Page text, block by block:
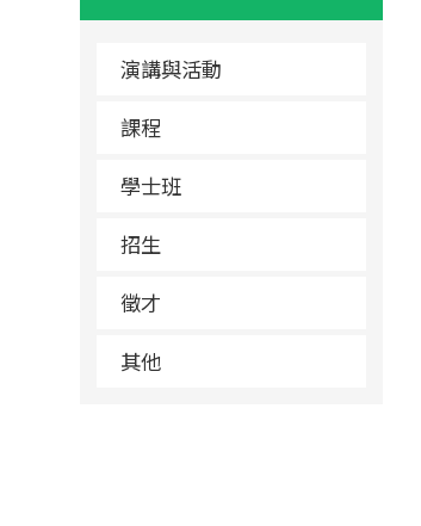
演講與活動
課程
學士班
招生
徵才
其他